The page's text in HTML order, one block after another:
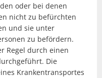
oder bei denen
nicht zu befürchten
und sie unter
zu befördern.
Regel durch einen
Die
Krankentransportes